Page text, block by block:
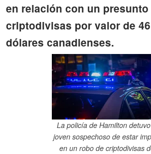
en relación con un
criptodivisas por valor de
dólares canadienses.
La policía de Hamilton
joven sospechoso de estar
en un robo de criptodivisas